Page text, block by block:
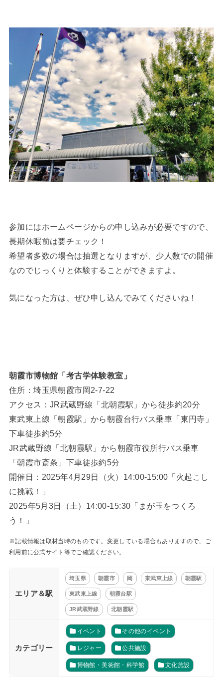
参加にはホームページからの申し込みが必要ですので、
長期休暇前は要チェック！
希望者多数の場合は抽選となりますが、少人数での開催
なのでじっくりと体験することができますよ。
気になった方は、ぜひ申し込んでみてくださいね！
朝霞市博物館「考古学体験教室」
住所：埼玉県朝霞市岡2-7-22
アクセス：JR武蔵野線「北朝霞駅」から徒歩約20分
東武東上線「朝霞駅」から朝霞台行バス乗車「東円寺」
下車徒歩約5分
JR武蔵野線「北朝霞駅」から朝霞市役所行バス乗車
「朝霞市斎条」下車徒歩約5分
開催日：2025年4月29日（火）14:00-15:00「火起こし
に挑戦！」
2025年5月3日（土）14:00-15:30「まが玉をつくろ
う！」
※記載情報は取材当時のものです。変更している場合もありますので、ご
利用前に公式サイト等でご確認ください。
エリア＆駅
埼玉県 朝霞市 岡 東武東上線 朝霞駅
東武東上線 朝霞台駅
JR武蔵野線 北朝霞駅
カテゴリー
イベント その他のイベント
レジャー 公共施設
博物館・美術館・科学館 文化施設